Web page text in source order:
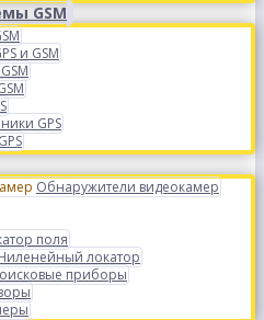
GSM
и GSM
GPS
Обнаружители видеокамер
поля
локатор
приборы